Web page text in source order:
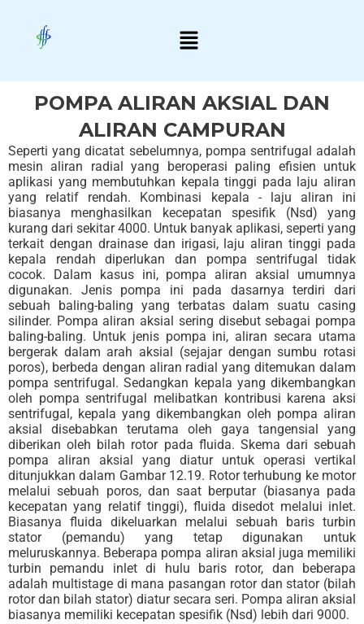
content
Menu
POMPA ALIRAN AKSIAL DAN
ALIRAN CAMPURAN
Seperti yang dicatat sebelumnya, pompa sentrifugal adalah
mesin aliran radial yang beroperasi paling efisien untuk
aplikasi yang membutuhkan kepala tinggi pada laju aliran
yang relatif rendah. Kombinasi kepala - laju aliran ini
biasanya menghasilkan kecepatan spesifik (Nsd) yang
kurang dari sekitar 4000. Untuk banyak aplikasi, seperti yang
terkait dengan drainase dan irigasi, laju aliran tinggi pada
kepala rendah diperlukan dan pompa sentrifugal tidak
cocok. Dalam kasus ini, pompa aliran aksial umumnya
digunakan. Jenis pompa ini pada dasarnya terdiri dari
sebuah baling-baling yang terbatas dalam suatu casing
silinder. Pompa aliran aksial sering disebut sebagai pompa
baling-baling. Untuk jenis pompa ini, aliran secara utama
bergerak dalam arah aksial (sejajar dengan sumbu rotasi
poros), berbeda dengan aliran radial yang ditemukan dalam
pompa sentrifugal. Sedangkan kepala yang dikembangkan
oleh pompa sentrifugal melibatkan kontribusi karena aksi
sentrifugal, kepala yang dikembangkan oleh pompa aliran
aksial disebabkan terutama oleh gaya tangensial yang
diberikan oleh bilah rotor pada fluida. Skema dari sebuah
pompa aliran aksial yang diatur untuk operasi vertikal
ditunjukkan dalam Gambar 12.19. Rotor terhubung ke motor
melalui sebuah poros, dan saat berputar (biasanya pada
kecepatan yang relatif tinggi), fluida disedot melalui inlet.
Biasanya fluida dikeluarkan melalui sebuah baris turbin
stator (pemandu) yang tetap digunakan untuk
meluruskannya. Beberapa pompa aliran aksial juga memiliki
turbin pemandu inlet di hulu baris rotor, dan beberapa
adalah multistage di mana pasangan rotor dan stator (bilah
rotor dan bilah stator) diatur secara seri. Pompa aliran aksial
biasanya memiliki kecepatan spesifik (Nsd) lebih dari 9000.